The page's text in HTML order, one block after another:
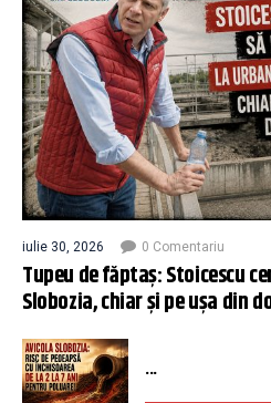
iulie 30, 2026 0 Comentariu
Tupeu de făptaș: Stoicescu
Slobozia, chiar și pe ușa din
...